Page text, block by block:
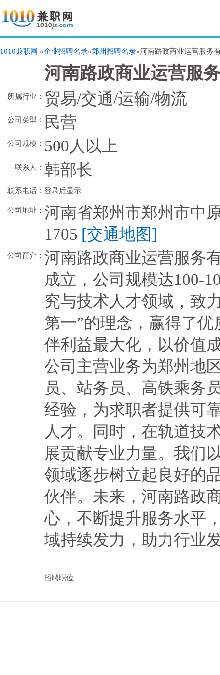
1010兼职网 »企业招聘名录»郑州招聘名录»河南路政商业运营服务
河南路政商业运营服
所属行业： 贸易/交通/运输/物流
公司类型： 民营
公司规模： 500人以上
联系人： 韩部长
联系电话： 登录后显示
公司地址： 河南省郑州市郑州市中
1705 [交通地图]
公司简介： 河南路政商业运营服务
成立，公司规模达100-
究与技术人才领域，致
第一”的理念，赢得了
伴利益最大化，以价值
公司主营业务为郑州地
员、站务员、高铁乘务
经验，为求职者提供可
人才。同时，在轨道技
展贡献专业力量。我们
领域逐步树立起良好的
伙伴。未来，河南路政
心，不断提升服务水平
域持续发力，助力行业
招聘职位